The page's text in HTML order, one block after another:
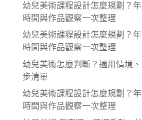
幼兒美術課程設計怎麼規劃？
時間與作品觀察一次整理
幼兒美術課程設計怎麼規劃？
時間與作品觀察一次整理
幼兒美術怎麼判斷？適用情境
步清單
幼兒美術課程設計怎麼規劃？
時間與作品觀察一次整理